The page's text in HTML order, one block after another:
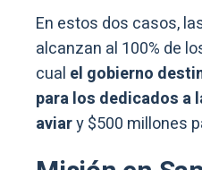
En estos dos casos,
alcanzan al 100% de
cual el gobierno
para los dedicados a
aviary $500 millones